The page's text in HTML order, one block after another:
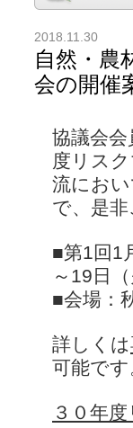
2018.11.30
自然・農
会の開催
協議会
度リス
流にお
で、是
■第1回1
～19日
■会場
詳しくは
可能です
３０年